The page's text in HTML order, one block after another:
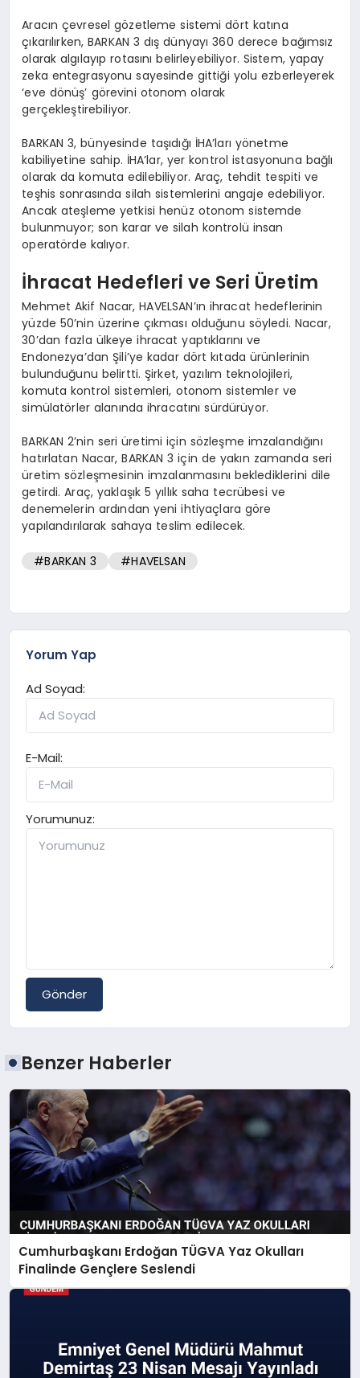
Aracın çevresel gözetleme sistemi dört katına
çıkarılırken, BARKAN 3 dış dünyayı 360 derece bağımsız
olarak algılayıp rotasını belirleyebiliyor. Sistem, yapay
zeka entegrasyonu sayesinde gittiği yolu ezberleyerek
‘eve dönüş’ görevini otonom olarak
gerçekleştirebiliyor.
BARKAN 3, bünyesinde taşıdığı İHA’ları yönetme
kabiliyetine sahip. İHA’lar, yer kontrol istasyonuna bağlı
olarak da komuta edilebiliyor. Araç, tehdit tespiti ve
teşhis sonrasında silah sistemlerini angaje edebiliyor.
Ancak ateşleme yetkisi henüz otonom sistemde
bulunmuyor; son karar ve silah kontrolü insan
operatörde kalıyor.
İhracat Hedefleri ve Seri Üretim
Mehmet Akif Nacar, HAVELSAN’ın ihracat hedeflerinin
yüzde 50’nin üzerine çıkması olduğunu söyledi. Nacar,
30’dan fazla ülkeye ihracat yaptıklarını ve
Endonezya’dan Şili’ye kadar dört kıtada ürünlerinin
bulunduğunu belirtti. Şirket, yazılım teknolojileri,
komuta kontrol sistemleri, otonom sistemler ve
simülatörler alanında ihracatını sürdürüyor.
BARKAN 2’nin seri üretimi için sözleşme imzalandığını
hatırlatan Nacar, BARKAN 3 için de yakın zamanda seri
üretim sözleşmesinin imzalanmasını beklediklerini dile
getirdi. Araç, yaklaşık 5 yıllık saha tecrübesi ve
denemelerin ardından yeni ihtiyaçlara göre
yapılandırılarak sahaya teslim edilecek.
#BARKAN 3 #HAVELSAN
Yorum Yap
Ad Soyad:
E-Mail:
Yorumunuz:
Gönder
Benzer Haberler
Cumhurbaşkanı Erdoğan TÜGVA Yaz Okulları
Finalinde Gençlere Seslendi